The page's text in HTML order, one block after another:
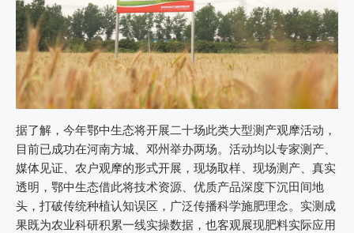
据了解，今年鄂中生态将开展二十场此类大型测产观摩活动，
目前已成功在河南方城、邓州举办两场。活动均以专家测产、
媒体见证、农户观摩的形式开展，现场取样、现场测产、真实
透明，鄂中生态借此将技术资源、优质产品深度下沉田间地
头，打破传统种植认知误区，广泛传播科学施肥理念。实测成
果既为农业科研积累一线实操数据，也客观展现肥料实际应用